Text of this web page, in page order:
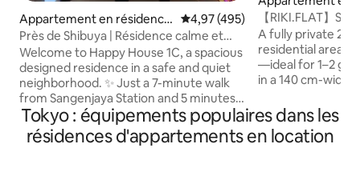
Appartement en résidence
⋅ Setagaya-ku
Évaluation moyenne sur la
4,97 (495)
Près de Shibuya | Résidence calme et
confortable | Happy Hous...
Welcome to Happy House 1C, a spacious
designed residence in a safe and quiet
neighborhood. ✨ Just a 7-minute walk
from Sangenjaya Station and 5 minutes
by train to Shibuya, it’s an ideal choice for
couples, families, or friends seeking
comfort and convenience in Tokyo.
e ⋅ Shinjuku
【RIKI.FLAT】
Name » dans 20...
A fully private 23
residential area
—ideal for 1–2 guests. Rest
in a 140 cm-wide
keep the room
silent fridge
atmosphere
Tokyo : équipements populaires dans les
résidences d'appartements en location